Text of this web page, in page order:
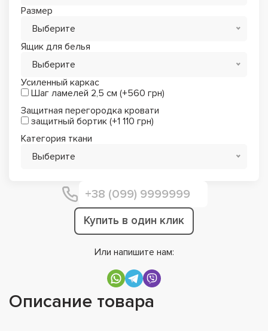
Размер
Выберите
Ящик для белья
Выберите
Усиленный каркас
Шаг ламелей 2,5 см (+560 грн)
Защитная перегородка кровати
защитный бортик (+1 110 грн)
Категория ткани
Выберите
Купить в один клик
Или напишите нам:
Описание товара